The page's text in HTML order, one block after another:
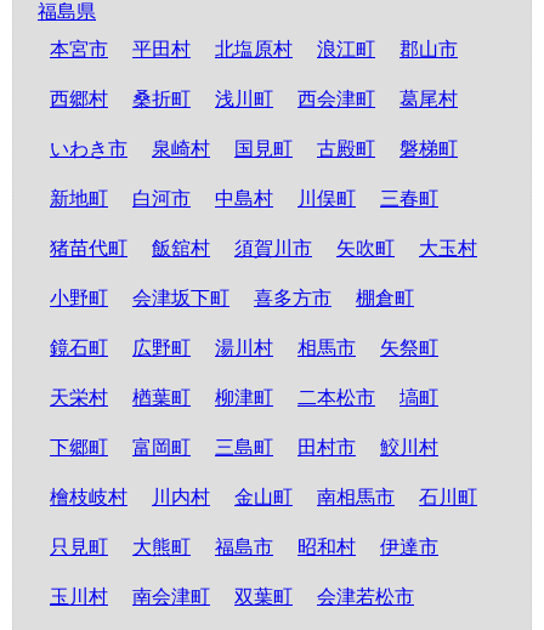
福島県
本宮市
平田村 北塩原村 浪江町 郡山市
西郷村 桑折町 浅川町 西会津町 葛尾村
いわき市 泉崎村 国見町 古殿町 磐梯町
新地町 白河市 中島村 川俣町 三春町
猪苗代町 飯舘村 須賀川市 矢吹町 大玉村
小野町 会津坂下町 喜多方市 棚倉町
鏡石町 広野町 湯川村 相馬市 矢祭町
天栄村 楢葉町 柳津町 二本松市 塙町
下郷町 富岡町 三島町 田村市 鮫川村
檜枝岐村 川内村 金山町 南相馬市 石川町
只見町 大熊町 福島市 昭和村 伊達市
玉川村 南会津町 双葉町 会津若松市